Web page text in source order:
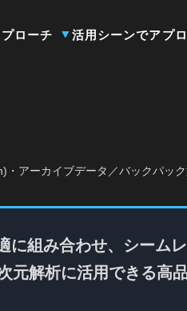
ローチ 活用シーンでアプ
アーカイブデータ／バックパッ
組み合わせ、シーム
元解析に活用できる高